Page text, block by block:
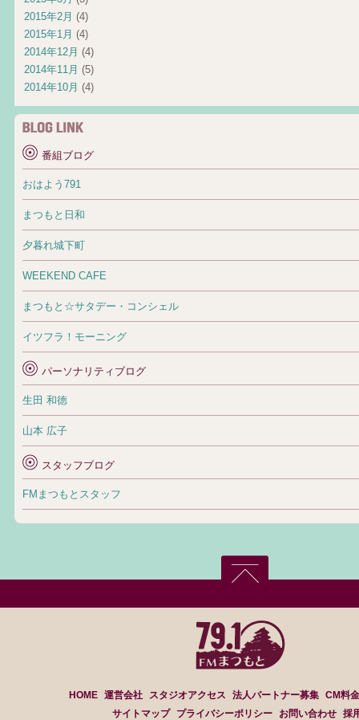
2015年2月 (4)
2015年1月 (4)
2014年12月 (4)
2014年11月 (5)
2014年10月 (4)
番組ブログ
おはよう791
まつもと日和
夕暮れ城下町
WEEKEND CAFE
まつもと☆サタデー・コンシェル
イツフラ！モーニング
パーソナリティブログ
生田 和徳
山本 広子
スタッフブログ
FMまつもとスタッフ
HOME 運営会社 スタジオアクセス 法人パートナー募集 CM料
サイトマップ
プライバシーポリシー お問い合わせ 採